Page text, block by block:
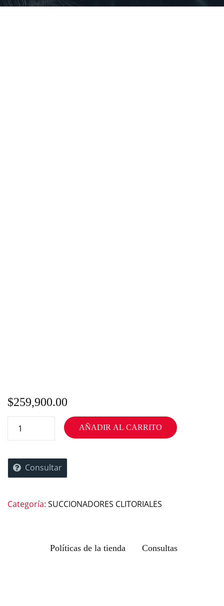
$259,900.00
AÑADIR AL CARRITO
Consultar
Categoría: SUCCIONADORES CLITORIALES
Políticas de la tienda Consultas